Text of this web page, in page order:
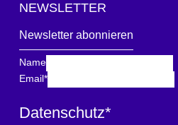
NEWSLETTER
Newsletter abonnieren
Name
Email*
Datenschutz*